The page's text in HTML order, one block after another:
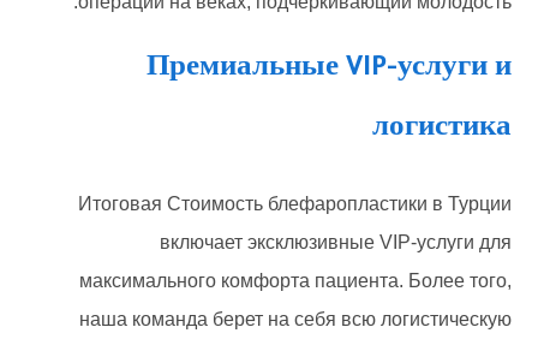
Премиальные VIP-услуги и
логистика
Итоговая Стоимость блефаропластики в Турции
включает эксклюзивные VIP-услуги для
максимального комфорта пациента. Более того,
наша команда берет на себя всю логистическую